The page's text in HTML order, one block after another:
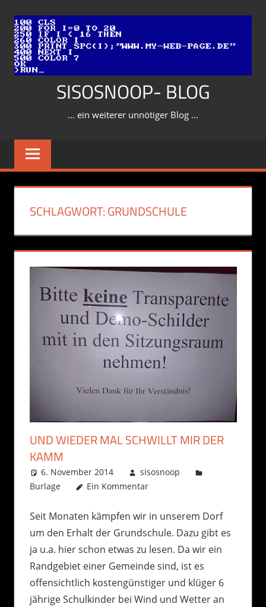
Inhalt
springen
SISOSNOOP- BLOG
… ein weiterer unnötiger Blog …
SCHLAGWORT:GRUNDSCHULE
UND WIEDER MAL SCHWILLT MIR DER
KAMM
6. November 2014
sisosnoop
Burlage
Ein Kommentar
Seit Monaten kämpfen wir in unserem Dorf
um den Erhalt der Grundschule. Dazu gibt es
ja u.a. hier schon etwas zu lesen. Da wir ein
Randgebiet einer Gemeinde sind, ist es
offensichtlich kostengünstiger und klüger 6
jährige Schulkinder bei Wind und Wetter an